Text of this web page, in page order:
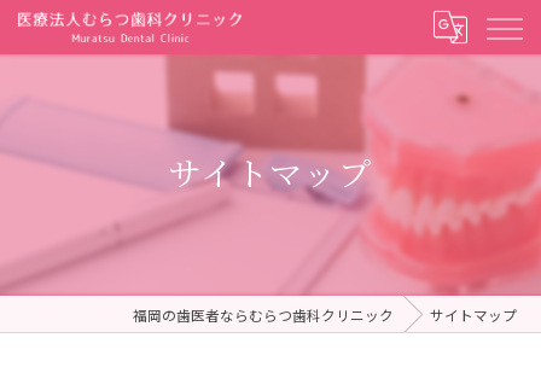
サイトマップ
福岡の歯医者ならむらつ歯科クリニック サイトマップ